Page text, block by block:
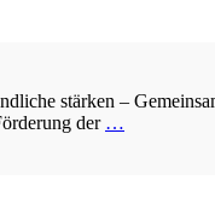
stärken –
der …